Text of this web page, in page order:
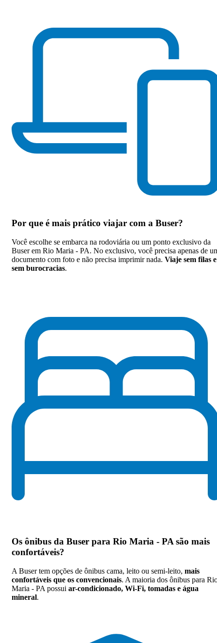
Por que é mais prático viajar com a Buser?
Você escolhe se embarca na rodoviária ou um ponto exclusivo da
Buser em Rio Maria - PA. No exclusivo, você precisa apenas de
documento com foto e não precisa imprimir nada. Viaje sem filas e
sem burocracias.
Os ônibus da Buser para Rio Maria - PA são mais
confortáveis?
A Buser tem opções de ônibus cama, leito ou semi-leito, mais
confortáveis que os convencionais. A maioria dos ônibus para
Maria - PA possui ar-condicionado, Wi-Fi, tomadas e água
mineral.